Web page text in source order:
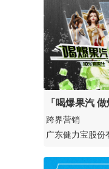
「喝爆果汽
跨界营销
广东健力宝股份